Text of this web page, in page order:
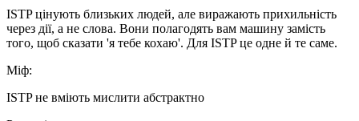
ISTP цінують близьких людей, але виражають прихильність
через дії, а не слова. Вони полагодять вам машину замість
того, щоб сказати 'я тебе кохаю'. Для ISTP це одне й те саме.
Мiф:
ISTP не вміють мислити абстрактно